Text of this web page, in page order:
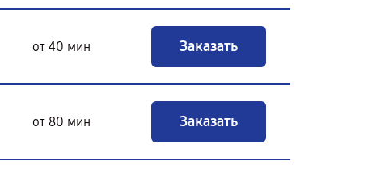
от 40 мин Заказать
от 80 мин Заказать